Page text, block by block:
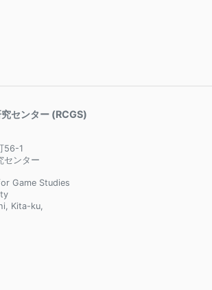
センター (RCGS)
56-1
センター
Game Studies
Kita-ku,